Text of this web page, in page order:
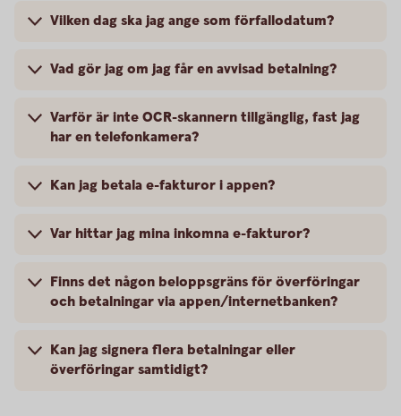
Vilken dag ska jag ange som förfallodatum?
Vad gör jag om jag får en avvisad betalning?
Varför är inte OCR-skannern tillgänglig, fast jag
har en telefonkamera?
Kan jag betala e-fakturor i appen?
Var hittar jag mina inkomna e-fakturor?
Finns det någon beloppsgräns för överföringar
och betalningar via appen/internetbanken?
Kan jag signera flera betalningar eller
överföringar samtidigt?